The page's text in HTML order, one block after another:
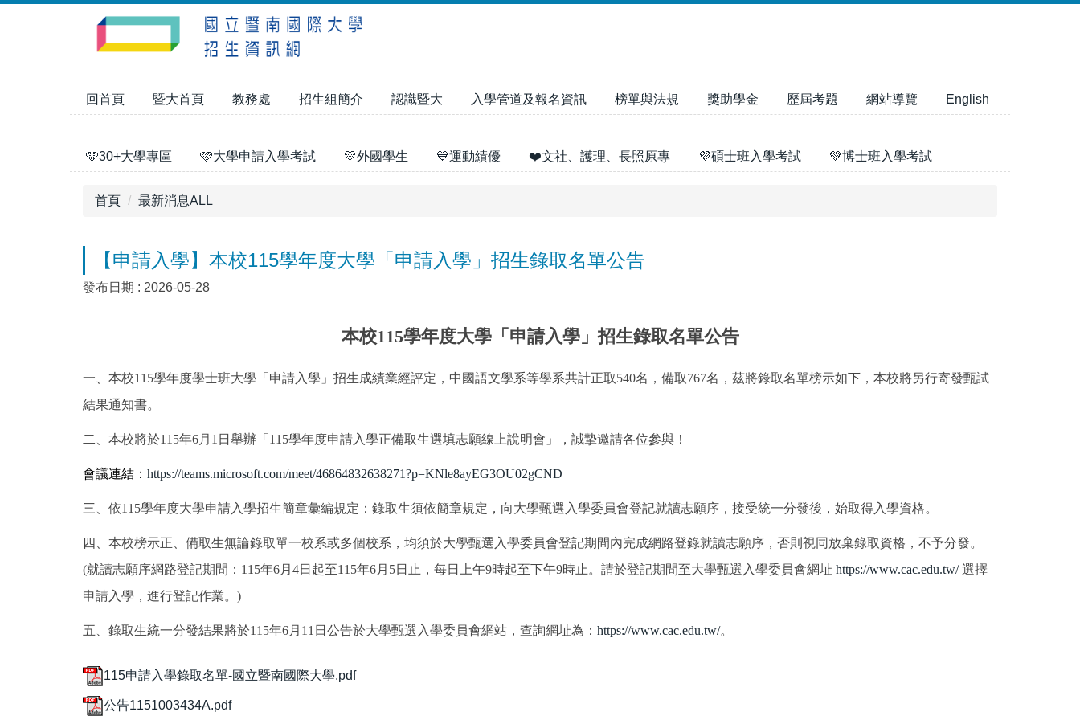
回首頁 暨大首頁 教務處 招生組簡介 認識暨大 入學管道及報名資訊 榜單與法規 獎助學金 歷屆考題 網站導覽 English
🩵30+大學專區 🩷大學申請入學考試 💛外國學生 💙運動績優 ❤️文社、護理、長照原專 💜碩士班入學考試 💚博士班入學考試
首頁 最新消息ALL
【申請入學】本校115學年度大學「申請入學」招生錄取名單公告
發布日期 : 2026-05-28
本校115學年度大學「申請入學」招生錄取名單公告
一、本校115學年度學士班大學「申請入學」招生成績業經評定，中國語文學系等學系共計正取540名，備取767名，茲將錄取名單榜示如下，本校將另行寄發甄試
結果通知書。
二、本校將於115年6月1日舉辦「115學年度申請入學正備取生選填志願線上說明會」，誠摯邀請各位參與！
會議連結： https://teams.microsoft.com/meet/46864832638271?p=KNle8ayEG3OU02gCND
三、依115學年度大學申請入學招生簡章彙編規定：錄取生須依簡章規定，向大學甄選入學委員會登記就讀志願序，接受統一分發後，始取得入學資格。
四、本校榜示正、備取生無論錄取單一校系或多個校系，均須於大學甄選入學委員會登記期間內完成網路登錄就讀志願序，否則視同放棄錄取資格，不予分發。
(就讀志願序網路登記期間：115年6月4日起至115年6月5日止，每日上午9時起至下午9時止。請於登記期間至大學甄選入學委員會網址 https://www.cac.edu.tw/選擇
申請入學，進行登記作業。)
五、錄取生統一分發結果將於115年6月11日公告於大學甄選入學委員會網站，查詢網址為： https://www.cac.edu.tw/。
115申請入學錄取名單-國立暨南國際大學.pdf
公告1151003434A.pdf